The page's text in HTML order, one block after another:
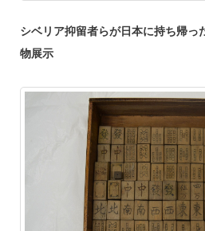
シベリア抑留者らが日本に持ち帰っ
物展示